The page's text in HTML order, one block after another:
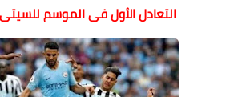
التعادل الأول فى الموسم